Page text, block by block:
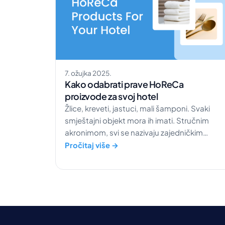
7. ožujka 2025.
Kako odabrati prave HoReCa
proizvode za svoj hotel
Žlice, kreveti, jastuci, mali šamponi. Svaki
smještajni objekt mora ih imati. Stručnim
akronimom, svi se nazivaju zajedničkim
pojmom „HoReCa“. Mi se ne bavimo
rješenja. No odlučni smo pomoći vam da se
Pročitaj više →